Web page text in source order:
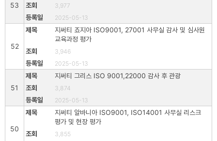
53
3,977
2025-05-13
52
지써티 죠지아 ISO9001, 27001 사무실 감사 및 심사원
교육과정 평가
3,946
2025-05-13
51
지써티 그리스 ISO 9001,22000 감사 후 관광
3,874
2025-05-13
50
지써티 알바니아 ISO9001, ISO14001 사무실 리스크
평가 및 현장 평가
3,855